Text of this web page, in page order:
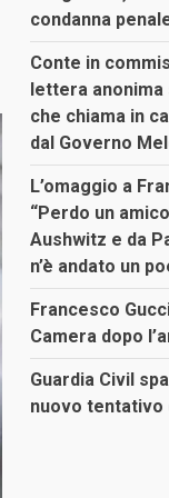
condanna
Conte in
lettera
che chiama in
dal Governo
L’omaggio a
“Perdo un
Aushwitz e da
n’è andato un
Francesco
Camera dopo
Guardia Civil
nuovo tentativo